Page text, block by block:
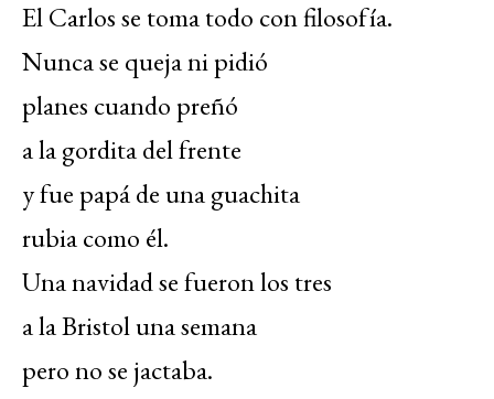
El Carlos se toma todo con filosofía.
Nunca se queja ni pidió
planes cuando preñó
a la gordita del frente
y fue papá de una guachita
rubia como él.
Una navidad se fueron los tres
a la Bristol una semana
pero no se jactaba.